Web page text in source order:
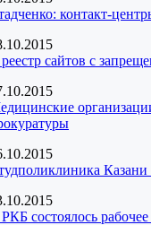
контакт-
сайтов с
Казани
состоялось